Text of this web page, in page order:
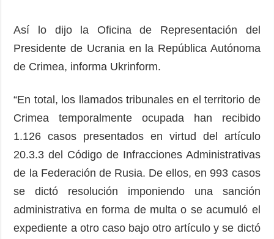
Video
Releases
Así lo dijo la Oficina de Representación del
Presidente de Ucrania en la República Autónoma
de Crimea, informa Ukrinform.
“En total, los llamados tribunales en el territorio de
Crimea temporalmente ocupada han recibido
1.126 casos presentados en virtud del artículo
20.3.3 del Código de Infracciones Administrativas
de la Federación de Rusia. De ellos, en 993 casos
se dictó resolución imponiendo una sanción
administrativa en forma de multa o se acumuló el
expediente a otro caso bajo otro artículo y se dictó